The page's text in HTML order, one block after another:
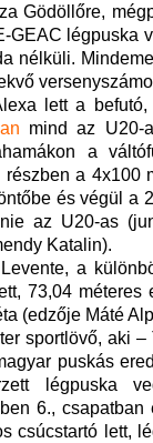
Gödöllőre,
GEAC
nélküli.
lett a
mind az U20-
a
a
és végül a
az U20-as
Katalin).
a
73,04
(edzője Máté
sportlövő, aki
puskás
légpuska
6.,
csúcstartó lett,